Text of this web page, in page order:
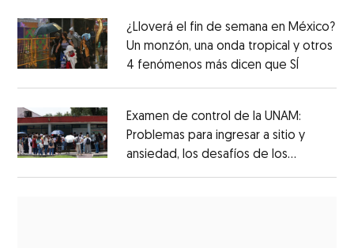
¿Lloverá el fin de semana en México?
Un monzón, una onda tropical y otros
4 fenómenos más dicen que SÍ
Examen de control de la UNAM:
Problemas para ingresar a sitio y
ansiedad, los desafíos de los
aspirantes